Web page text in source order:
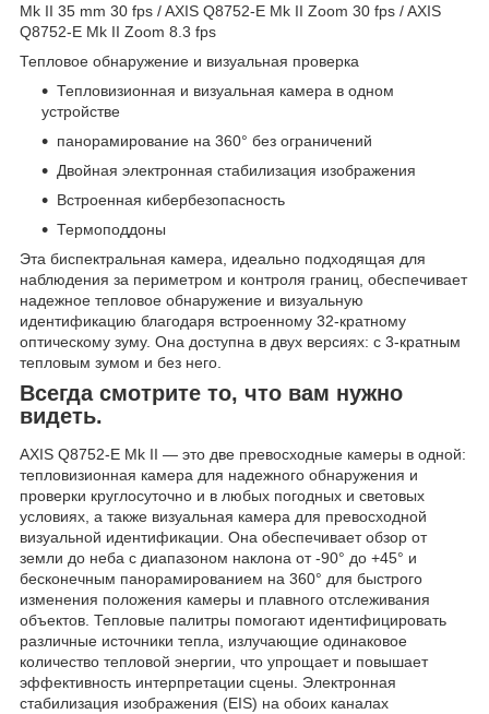
Mk II 35 mm 30 fps / AXIS Q8752-E Mk II Zoom 30 fps / AXIS
Q8752-E Mk II Zoom 8.3 fps
Тепловое обнаружение и визуальная проверка
Тепловизионная и визуальная камера в одном
устройстве
панорамирование на 360° без ограничений
Двойная электронная стабилизация изображения
Встроенная кибербезопасность
Термоподдоны
Эта биспектральная камера, идеально подходящая для
наблюдения за периметром и контроля границ, обеспечивает
надежное тепловое обнаружение и визуальную
идентификацию благодаря встроенному 32-кратному
оптическому зуму. Она доступна в двух версиях: с 3-кратным
тепловым зумом и без него.
Всегда смотрите то, что вам нужно
видеть.
AXIS Q8752-E Mk II — это две превосходные камеры в одной:
тепловизионная камера для надежного обнаружения и
проверки круглосуточно и в любых погодных и световых
условиях, а также визуальная камера для превосходной
визуальной идентификации. Она обеспечивает обзор от
земли до неба с диапазоном наклона от -90° до +45° и
бесконечным панорамированием на 360° для быстрого
изменения положения камеры и плавного отслеживания
объектов. Тепловые палитры помогают идентифицировать
различные источники тепла, излучающие одинаковое
количество тепловой энергии, что упрощает и повышает
эффективность интерпретации сцены. Электронная
стабилизация изображения (EIS) на обоих каналах